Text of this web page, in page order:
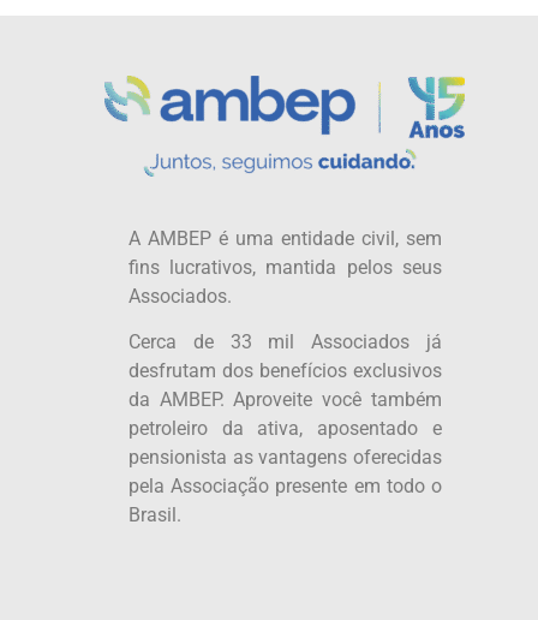
A AMBEP é uma entidade civil, sem
fins lucrativos, mantida pelos seus
Associados.
Cerca de 33 mil Associados já
desfrutam dos benefícios exclusivos
da AMBEP. Aproveite você também
petroleiro da ativa, aposentado e
pensionista as vantagens oferecidas
pela Associação presente em todo o
Brasil.